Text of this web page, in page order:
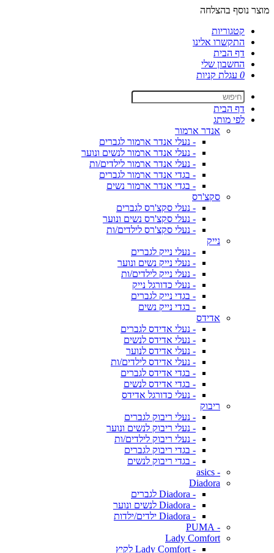
מוצר נוסף בהצלחה
קטגוריות
התקשרו אלינו
דף הבית
החשבון שלי
0 עגלת קניות
דף הבית
לפי מותג
אנדר ארמור
- נעלי אנדר ארמור לגברים
- נעלי אנדר ארמור לנשים ונוער
- נעלי אנדר ארמור לילדים/ות
- בגדי אנדר ארמור לגברים
- בגדי אנדר ארמור נשים
סקצ'רס
- נעלי סקצ'רס לגברים
- נעלי סקצ'רס נשים ונוער
- נעלי סקצ'רס לילדים/ות
נייק
- נעלי נייק לגברים
- נעלי נייק נשים ונוער
- נעלי נייק לילדים/ות
- נעלי כדורגל נייק
- בגדי נייק לגברים
- בגדי נייק נשים
אדידס
- נעלי אדידס לגברים
- נעלי אדידס לנשים
- נעלי אדידס לנוער
- נעלי אדידס לילדים/ות
- בגדי אדידס לגברים
- בגדי אדידס לנשים
- נעלי כדורגל אדידס
ריבוק
- נעלי ריבוק לגברים
- נעלי ריבוק לנשים ונוער
- נעלי ריבוק לילדים/ות
- בגדי ריבוק לגברים
- בגדי ריבוק לנשים
- asics
Diadora
- Diadora לגברים
- Diadora לנשים ונוער
- Diadora ילדים/ילדות
- PUMA
Lady Comfort
- Lady Comfort לקיץ